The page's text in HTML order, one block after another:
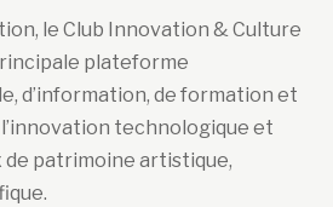
le Club Innovation & Culture
plateforme
d’information, de formation et
technologique et
de patrimoine artistique,